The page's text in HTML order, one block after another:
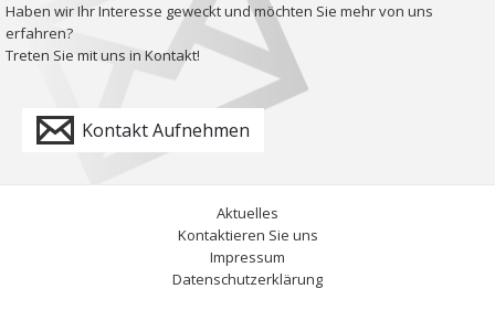
Haben wir Ihr Interesse geweckt und möchten Sie mehr von uns
erfahren?
Treten Sie mit uns in Kontakt!
Kontakt Aufnehmen
Aktuelles
Kontaktieren Sie uns
Impressum
Datenschutzerklärung